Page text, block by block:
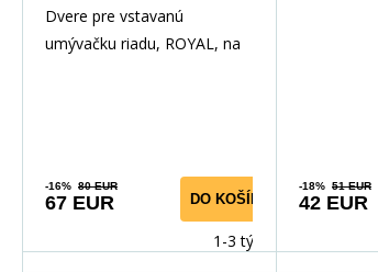
D60FZW, biele
Dvere pre vstavanú
umývačku riadu, ROYAL, na
borovica Rozmery ŠxV:
44,6x57 cm Hrúbka
-16% 80 EUR
67 EUR DO KOŠÍKA
1-3 týdny
-18% 51 EUR
42 EUR